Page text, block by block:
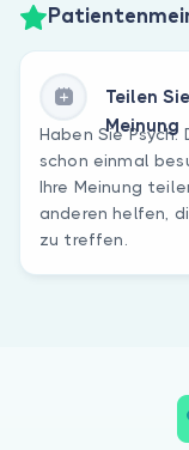
Teilen
Meinung
Haben Sie Psych.
schon einmal
Ihre Meinung
anderen helfen,
zu treffen.